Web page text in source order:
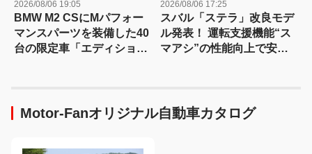
2026/08/06 19:05
BMW M2 CSにMパフォー
マンスパーツを装備した40
台の限定車「エディショ
2026/08/06 17:25
スバル「ステラ」改良モデ
ル発表！ 運転支援機能“ス
マアシ”の性能向上で安心
Motor-Fanオリジナル自動車カタログ